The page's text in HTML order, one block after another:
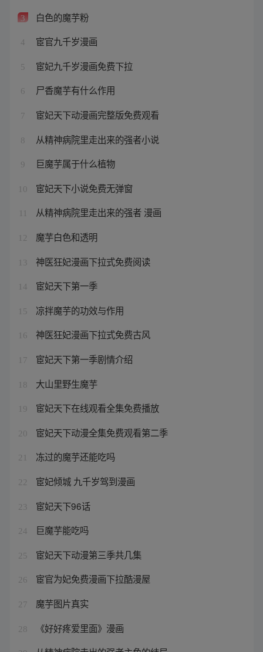
3 白色的魔芋粉
4 宦官九千岁漫画
5 宦妃九千岁漫画免费下拉
6 尸香魔芋有什么作用
7 宦妃天下动漫画完整版免费观看
8 从精神病院里走出来的强者小说
9 巨魔芋属于什么植物
10 宦妃天下小说免费无弹窗
从精神病院里走出来的强者 漫画
12 魔芋白色和透明
13 神医狂妃漫画下拉式免费阅读
14 宦妃天下第一季
15 凉拌魔芋的功效与作用
16 神医狂妃漫画下拉式免费古风
17 宦妃天下第一季剧情介绍
18 大山里野生魔芋
19 宦妃天下在线观看全集免费播放
20 宦妃天下动漫全集免费观看第二季
21 冻过的魔芋还能吃吗
22 宦妃倾城 九千岁驾到漫画
23 宦妃天下96话
24 巨魔芋能吃吗
25 宦妃天下动漫第三季共几集
26 宦官为妃免费漫画下拉酷漫屋
27 魔芋图片真实
28 《好好疼爱里面》漫画